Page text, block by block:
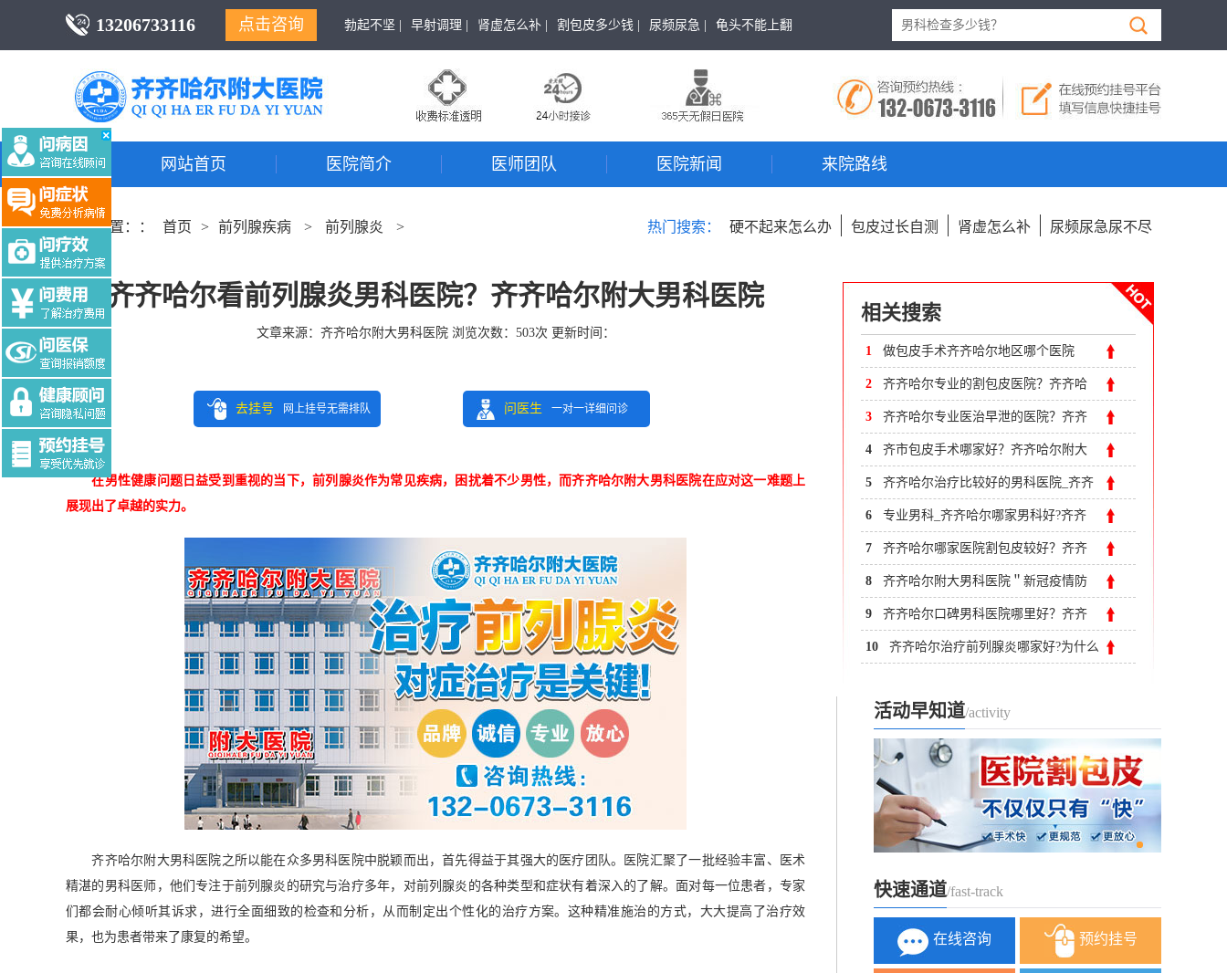
13206733116 点击咨询 勃起不坚 | 早射调理 | 肾虚怎么补 | 割包皮多少钱 | 尿频尿急 | 龟头不能上翻
网站首页 医院简介 医师团队 医院新闻 来院路线
当前位置：： 首页 > 前列腺疾病 > 前列腺炎 > 热门搜索： 硬不起来怎么办 包皮过长自测 肾虚怎么补 尿频尿急尿不尽
齐齐哈尔看前列腺炎男科医院？齐齐哈尔附大男科医院
文章来源： 齐齐哈尔附大男科医院浏览次数： 503次 更新时间：
去挂号 网上挂号无需排队 问医生 一对一详细问诊
Tag:$tag
在男性健康问题日益受到重视的当下，前列腺炎作为常见疾病，困扰着不少男性，而齐齐哈尔附大男科医院在应对这一难题上
展现出了卓越的实力。
齐齐哈尔附大男科医院之所以能在众多男科医院中脱颖而出，首先得益于其强大的医疗团队。医院汇聚了一批经验丰富、医术
精湛的男科医师，他们专注于前列腺炎的研究与治疗多年，对前列腺炎的各种类型和症状有着深入的了解。面对每一位患者，专家
们都会耐心倾听其诉求，进行全面细致的检查和分析，从而制定出个性化的治疗方案。这种精准施治的方式，大大提高了治疗效
果，也为患者带来了康复的希望。
相关搜索
1 做包皮手术齐齐哈尔地区哪个医院
好？齐齐哈尔附大男科医院
2 齐齐哈尔专业的割包皮医院？齐齐哈
尔附大男科医院
3 齐齐哈尔专业医治早泄的医院？齐齐
哈尔附大男科医院
4 齐市包皮手术哪家好？齐齐哈尔附大
男科医院
5 齐齐哈尔治疗比较好的男科医院_齐齐
哈尔附大男科医院
6 专业男科_齐齐哈尔哪家男科好?齐齐
哈尔专业男科医院
7 齐齐哈尔哪家医院割包皮较好？齐齐
哈尔附大男科医院
8 齐齐哈尔附大男科医院＂新冠疫情防
控＂与＂正常诊疗＂两不误
9 齐齐哈尔口碑男科医院哪里好？齐齐
哈尔附大男科医院
10 齐齐哈尔治疗前列腺炎哪家好?为什么
活动早知道/activity
快速通道/fast-track
在线咨询 预约挂号